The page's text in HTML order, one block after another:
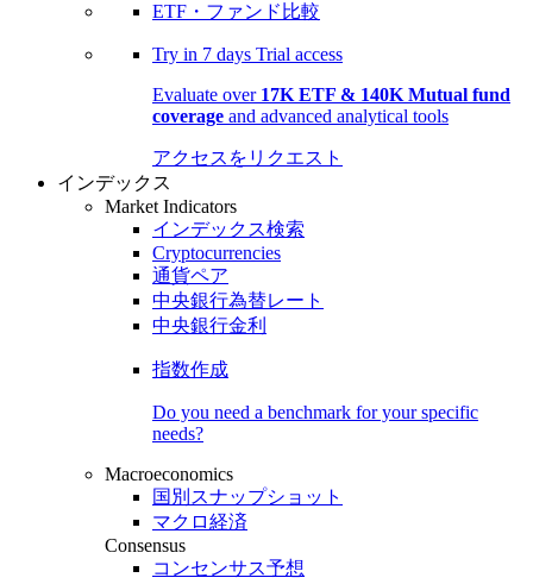
ETF・ファンド比較
Try in 7 days Trial access
Evaluate over 17K ETF & 140K Mutual fund
coverage and advanced analytical tools
アクセスをリクエスト
インデックス
Market Indicators
インデックス検索
Cryptocurrencies
通貨ペア
中央銀行為替レート
中央銀行金利
指数作成
Do you need a benchmark for your specific
needs?
Macroeconomics
国別スナップショット
マクロ経済
Consensus
コンセンサス予想